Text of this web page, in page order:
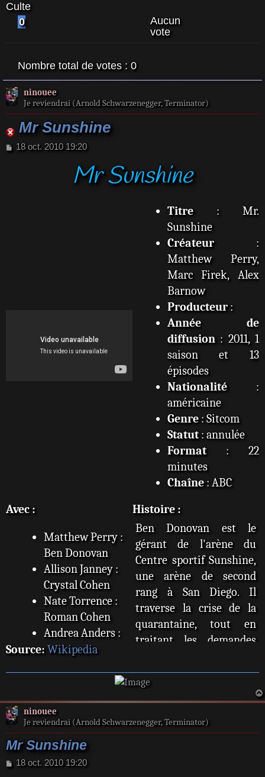
Culte
0
Aucun
vote
Nombre total de votes : 0
ninouee
Je reviendrai (Arnold Schwarzenegger, Terminator)
Mr Sunshine
M18 oct. 2010 19:20
Mr Sunshine
Titre: Mr.
Sunshine
Créateur:
Matthew Perry,
Marc Firek, Alex
Barnow
Producteur:
Année de
diffusion: 2011, 1
saison et 13
épisodes
Nationalité:
américaine
Genre: Sitcom
Statut: annulée
Format: 22
minutes
Chaîne: ABC
Avec :
Matthew Perry :
Ben Donovan
Allison Janney :
Crystal Cohen
Nate Torrence :
Roman Cohen
Andrea Anders :
Alice
: Heather
Histoire :
Ben Donovan est le
gérant de l'arène du
Centre sportif Sunshine,
une arène de second
rang à San Diego. Il
traverse la crise de la
quarantaine, tout en
traitant les demandes
clients et de sa patronne
imprévisible.
Source: Wikipedia
ninouee
Je reviendrai (Arnold Schwarzenegger, Terminator)
Mr Sunshine
M18 oct. 2010 19:20